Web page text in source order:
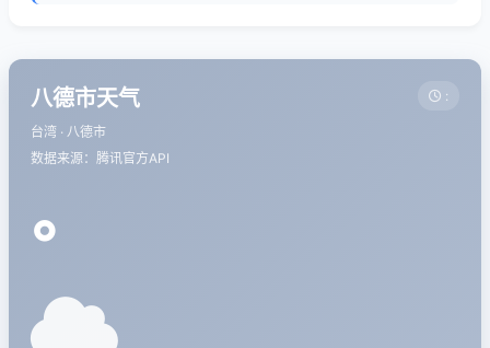
八德市天气
台湾 · 八德市
数据来源：腾讯官方API
:
°